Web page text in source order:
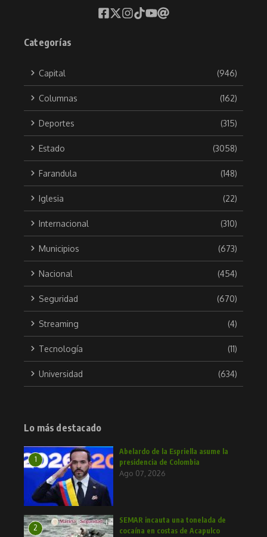
Categorías
Capital (946)
Columnas (162)
Deportes (315)
Estado (3058)
Farandula (148)
Iglesia (22)
Internacional (310)
Municipios (673)
Nacional (454)
Seguridad (670)
Streaming (4)
Tecnología (11)
Universidad (634)
Lo más destacado
1
Abelardo de la Espriella asume la
presidencia de Colombia
Ago 07, 2026
2
SEMAR incauta una tonelada de
cocaína en costas de Acapulco